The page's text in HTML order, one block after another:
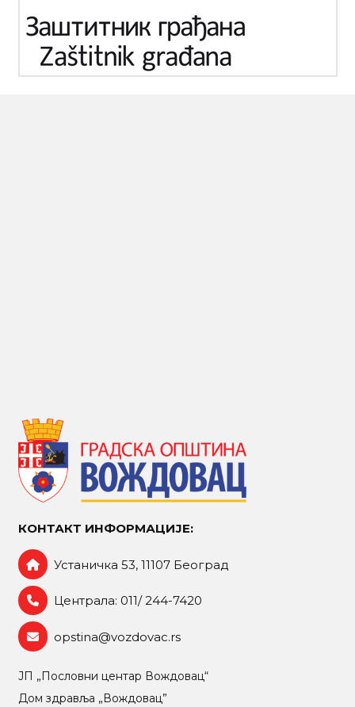
КОНТАКТ ИНФОРМАЦИЈЕ:
Устаничка 53, 11107 Београд
Централа: 011/ 244-7420
opstina@vozdovac.rs
ЈП „Пословни центар Вождовац“
Дом здравља „Вождовац”